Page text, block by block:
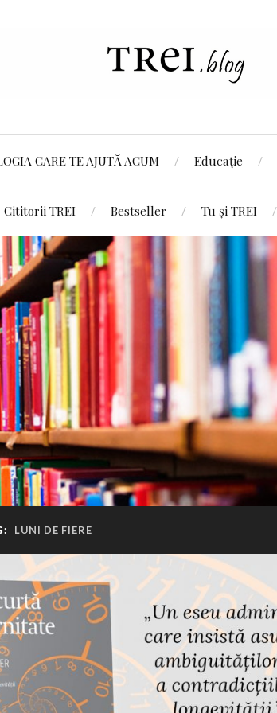
CARE TE AJUTĂ ACUM Educație
Cititorii TREI Bestseller Tu și TREI
LUNI DE FIERE